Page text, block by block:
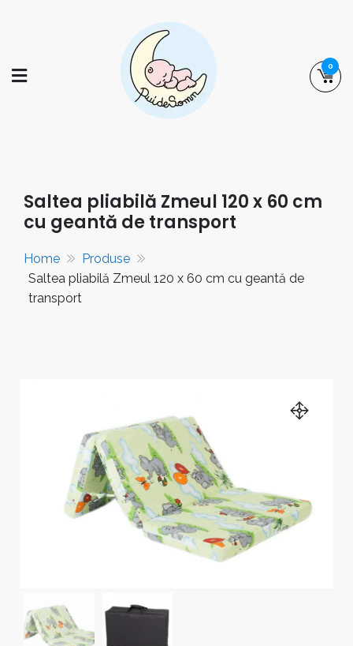
bebelușilor și al copiilor.
0
Saltea pliabilă Zmeul 120 x 60 cm
cu geantă de transport
Home
Produse
Saltea pliabilă Zmeul 120 x 60 cm cu geantă de
transport